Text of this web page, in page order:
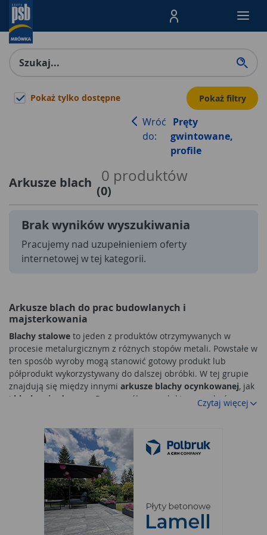
Menu Produktów,
Pokaż tylko dostępne Pokaż filtry
Wróć
do:
Pręty
gwintowane,
profile
Arkusze blach 0 produktów
(0)
Brak wyników wyszukiwania
Pracujemy nad uzupełnieniem oferty
internetowej w tej kategorii.
Arkusze blach do prac budowlanych i
majsterkowania
Blachy stalowe to jeden z produktów otrzymywanych w
procesie metalurgicznym z różnych stopów metali. Powstałe w
ten sposób wyroby mogą stanowić gotowy produkt lub
półprodukt wykorzystywany do dalszej obróbki. W tej grupie
znajdują się między innymi arkusze blachy ocynkowanej, jak
i blacha nierdzewna
. Poszczególne produkty mogą być w
formie arkuszy gładkich, tłoczonych z wyraźną fakturą lub jako
produkcji mogą być wykorzystywane na różne sposoby.
Jak wybrać odpowiedni arkusz blachy?
Zgromadzone w tej grupieartykuły metalowe
w formie arkuszy. Do ich produkcji wykorzystywane są jednak
nieco inne stopy metali. Dzięki temu blachy uzyskują różne
parametry i mogą być stosowane do odrębnych zadań. Do
najpopularniejszych i najchętniej stosowanych należą:
Czytaj więcej